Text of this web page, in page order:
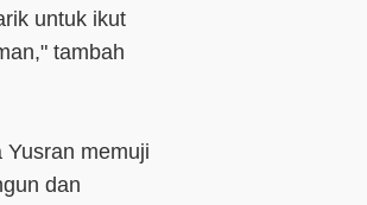
untuk ikut
tambah
Yusran memuji
dan